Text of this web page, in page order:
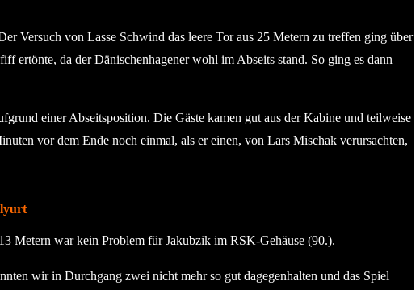
Versuch von Lasse Schwind das leere Tor aus 25 Metern zu treffen ging über
ertönte, da der Dänischenhagener wohl im Abseits stand. So ging es dann
einer Abseitsposition. Die Gäste kamen gut aus der Kabine und teilweise
vor dem Ende noch einmal, als er einen, von Lars Mischak verursachten,
Metern war kein Problem für Jakubzik im RSK-Gehäuse (90.).
wir in Durchgang zwei nicht mehr so gut dagegenhalten und das Spiel